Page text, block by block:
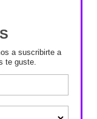
a suscribirte a
te guste.